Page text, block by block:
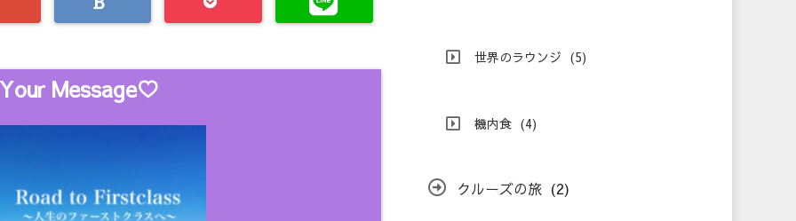
Message♡
世界のラウンジ (5)
機内食 (4)
クルーズの旅 (2)